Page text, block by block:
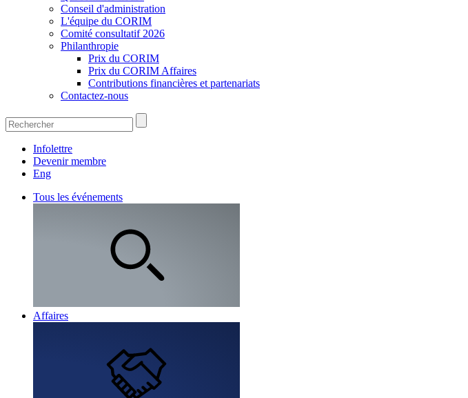
Conseil d'administration
L'équipe du CORIM
Comité consultatif 2026
Philanthropie
Prix du CORIM
Prix du CORIM Affaires
Contributions financières et partenariats
Contactez-nous
Infolettre
Devenir membre
Eng
Tous les événements
Affaires